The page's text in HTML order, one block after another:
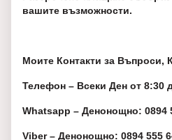
вашите възможности.
Моите Контакти за Въпроси,
Телефон – Всеки Ден от 8:30
Whatsapp – Денонощно: 0894
Viber – Денонощно: 0894 555